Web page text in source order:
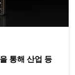
통해 산업 등